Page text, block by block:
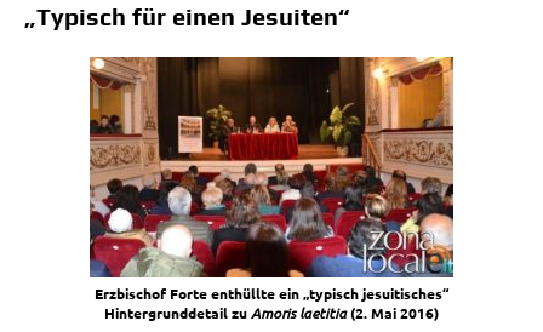
„Typisch für einen Jesuiten“
Erz­bi­schof For­te ent­hüll­te ein „typisch jesui­ti­sches“
Hin­ter­grund­de­tail zuAmo­ris lae­ti­tia(2. Mai 2016)